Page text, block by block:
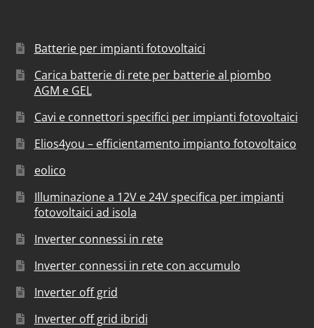
Batterie per impianti fotovoltaici
Carica batterie di rete per batterie al piombo
AGM e GEL
Cavi e connettori specifici per impianti fotovoltaici
Elios4you – efficientamento impianto fotovoltaico
eolico
Illuminazione a 12V e 24V specifica per impianti
fotovoltaici ad isola
Inverter connessi in rete
Inverter connessi in rete con accumulo
Inverter off grid
Inverter off grid ibridi